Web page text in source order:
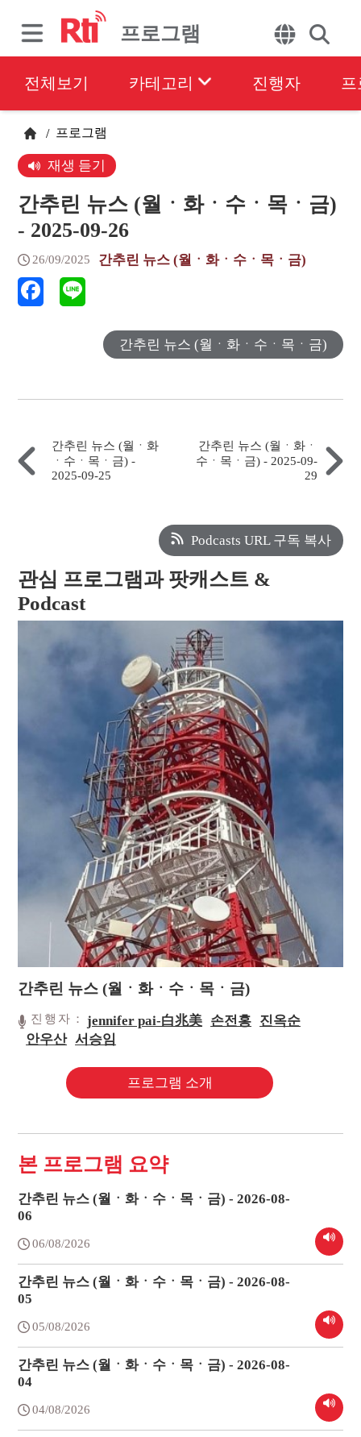
프로그램
전체보기 카테고리 진행자
/ 프로그램
재생 듣기
간추린 뉴스 (월ㆍ화ㆍ수ㆍ목ㆍ금)
- 2025-09-26
26/09/2025 간추린 뉴스 (월ㆍ화ㆍ수ㆍ목ㆍ금)
간추린 뉴스 (월ㆍ화ㆍ수ㆍ목ㆍ금)
간추린 뉴스 (월ㆍ화
ㆍ수ㆍ목ㆍ금) -
2025-09-25
간추린 뉴스 (월ㆍ화ㆍ
수ㆍ목ㆍ금) - 2025-09-
29
Podcasts URL 구독 복사
관심 프로그램과 팟캐스트 &
Podcast
간추린 뉴스 (월ㆍ화ㆍ수ㆍ목ㆍ금)
진행자： jennifer pai-白兆美 손전홍 진옥순
안우산 서승임
프로그램 소개
본 프로그램 요약
간추린 뉴스 (월ㆍ화ㆍ수ㆍ목ㆍ금) - 2026-08-
06
06/08/2026
간추린 뉴스 (월ㆍ화ㆍ수ㆍ목ㆍ금) - 2026-08-
05
05/08/2026
간추린 뉴스 (월ㆍ화ㆍ수ㆍ목ㆍ금) - 2026-08-
04
04/08/2026